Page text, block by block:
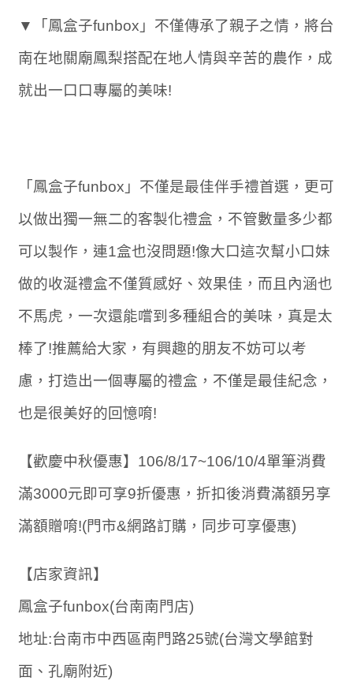
▼「鳳盒子funbox」不僅傳承了親子之情，將台
南在地關廟鳳梨搭配在地人情與辛苦的農作，成
就出一口口專屬的美味!
「鳳盒子funbox」不僅是最佳伴手禮首選，更可
以做出獨一無二的客製化禮盒，不管數量多少都
可以製作，連1盒也沒問題!像大口這次幫小口妹
做的收涎禮盒不僅質感好、效果佳，而且內涵也
不馬虎，一次還能嚐到多種組合的美味，真是太
棒了!推薦給大家，有興趣的朋友不妨可以考
慮，打造出一個專屬的禮盒，不僅是最佳紀念，
也是很美好的回憶唷!
【歡慶中秋優惠】106/8/17~106/10/4單筆消費
滿3000元即可享9折優惠，折扣後消費滿額另享
滿額贈唷!(門市&網路訂購，同步可享優惠)
【店家資訊】
鳳盒子funbox(台南南門店)
地址:台南市中西區南門路25號(台灣文學館對
面、孔廟附近)